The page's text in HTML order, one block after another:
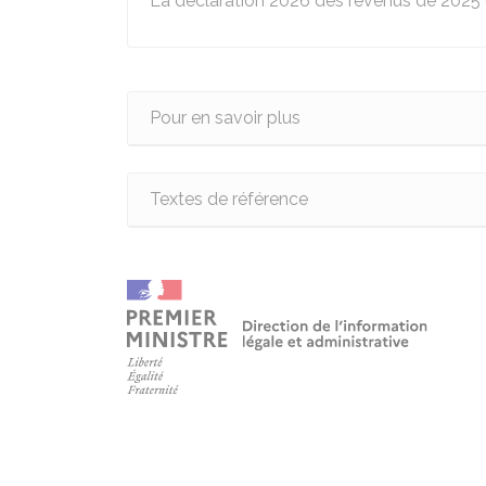
Pour en savoir plus
Textes de référence